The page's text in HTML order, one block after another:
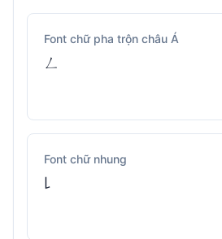
Font chữ pha trộn châu Á
ㄥ
Font chữ nhung
꒒